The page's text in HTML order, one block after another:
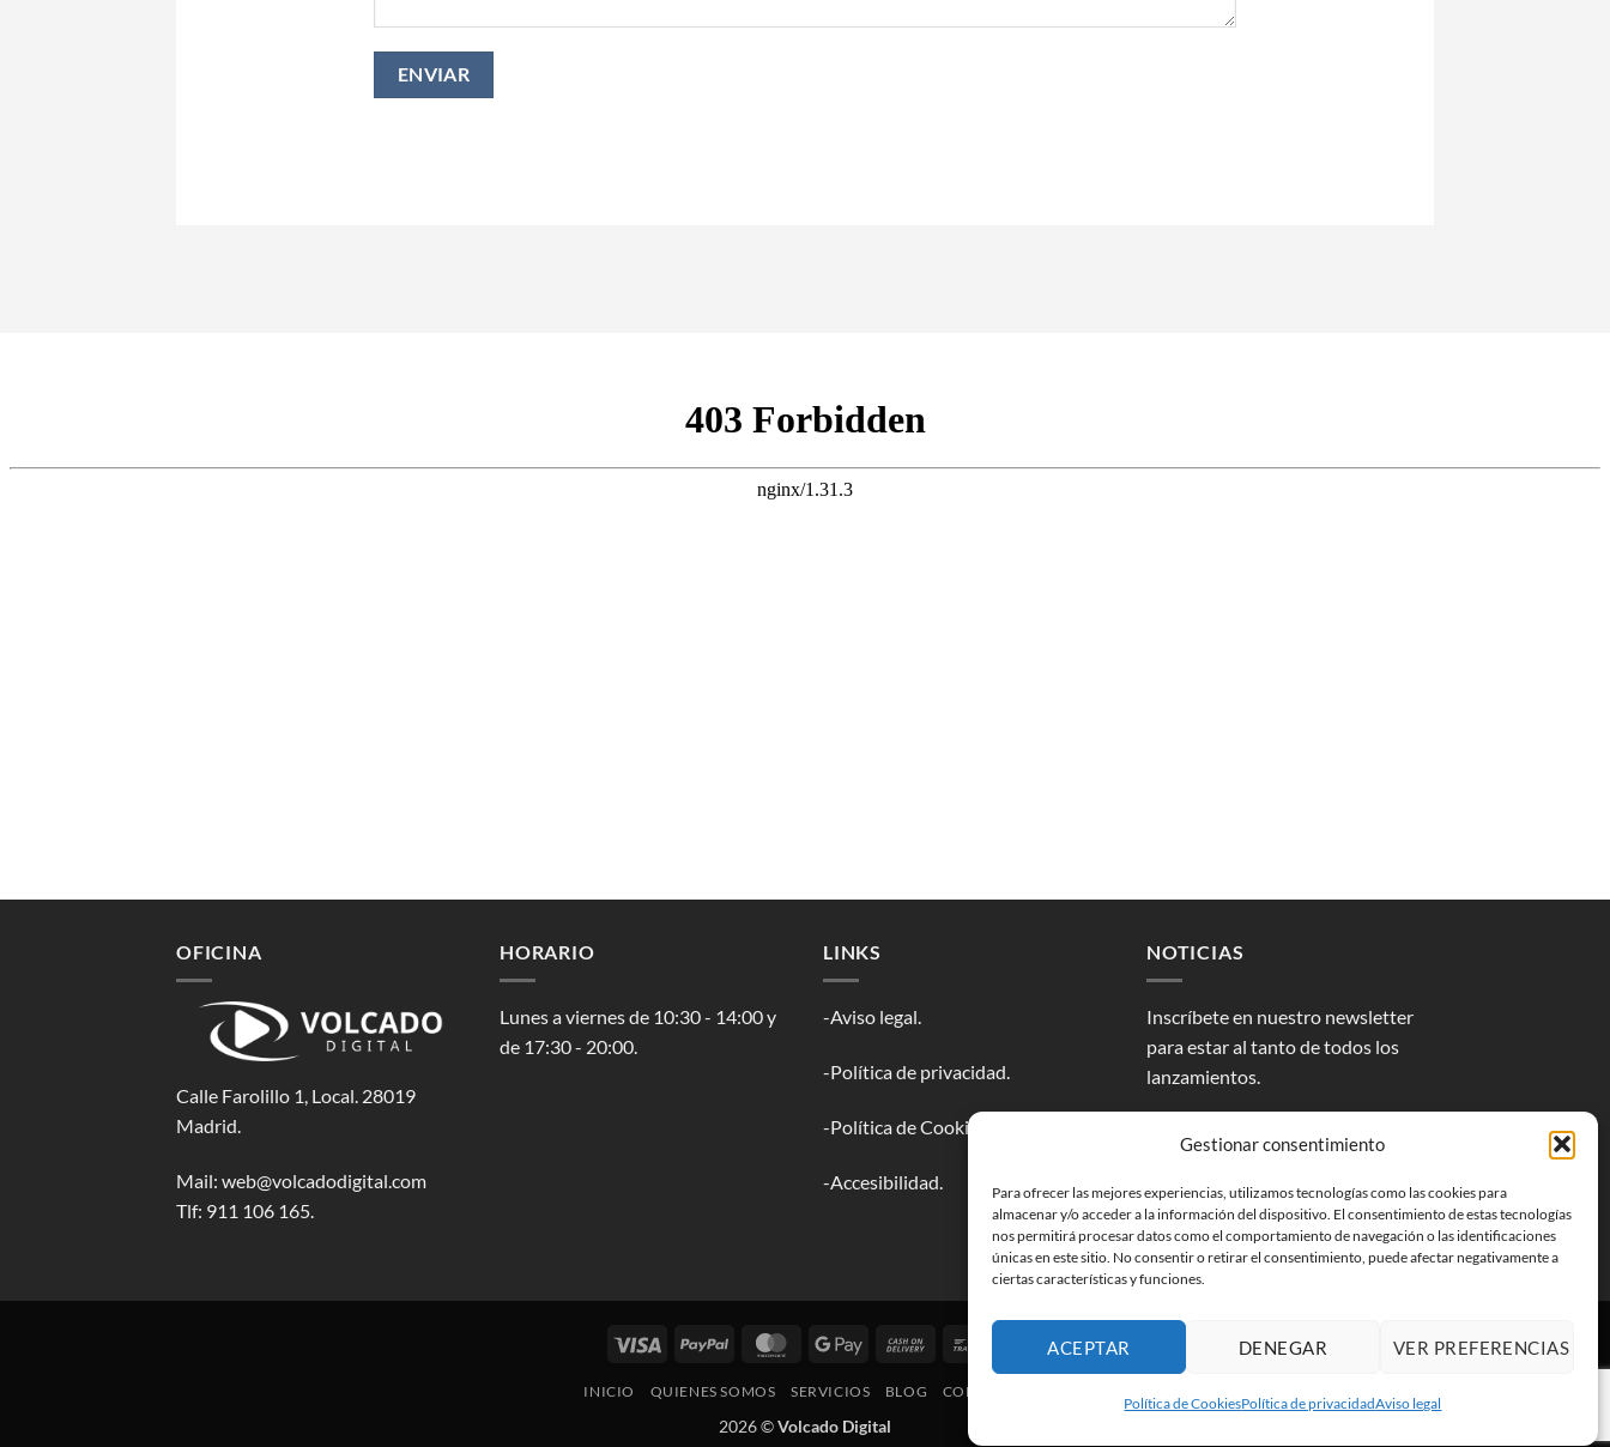
Gestionar consentimiento
Para ofrecer las mejores experiencias, utilizamos tecnologías como las cookies para
almacenar y/o acceder a la información del dispositivo. El consentimiento de estas tecnologías
nos permitirá procesar datos como el comportamiento de navegación o las identificaciones
únicas en este sitio. No consentir o retirar el consentimiento, puede afectar negativamente a
ciertas características y funciones.
ACEPTAR DENEGAR VER PREFERENCIAS
Política de CookiesPolítica de privacidadAviso legal
OFICINA
Calle Farolillo 1, Local. 28019
Madrid.
Mail: web@volcadodigital.com
Tlf: ‭911 106 165‬.
HORARIO
Lunes a viernes de 10:30 - 14:00 y
de 17:30 - 20:00.
LINKS
-Aviso legal.
-Política de privacidad.
-Política de Cookies.
-Accesibilidad.
NOTICIAS
Inscríbete en nuestro newsletter
para estar al tanto de todos los
lanzamientos.
Visa PayPal MasterCardGoogle
Cash
Delivery
Transfer
INICIO QUIENES SOMOS SERVICIOS BLOG CONTACTO
2026 ©Volcado Digital